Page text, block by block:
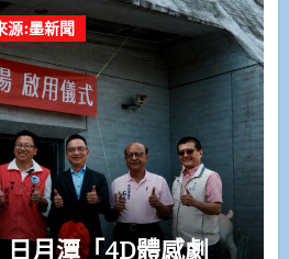
源:墨新聞
月潭「4D體感劇